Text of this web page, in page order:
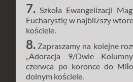
7. Szkoła Ewangelizacji
Eucharystię w najbliższy
kościele.
8. Zapraszamy na kolejne
„Adoracja 9/Dwie
czerwca po koronce do
dolnym kościele.